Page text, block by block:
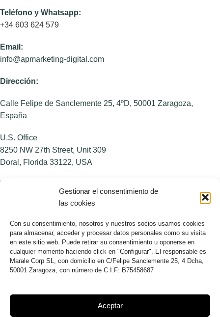
Gestionar el consentimiento de
las cookies
Con su consentimiento, nosotros y nuestros socios usamos cookies
para almacenar, acceder y procesar datos personales como su visita
en este sitio web. Puede retirar su consentimiento u oponerse en
cualquier momento haciendo click en "Configurar". El responsable es
Marale Corp SL, con domicilio en C/Felipe Sanclemente 25, 4 Dcha,
50001 Zaragoza, con número de C.I.F: B75458687
Aceptar
Teléfono y Whatsapp:
+34 603 624 579
Email:
info@apmarketing-digital.com
Dirección:
Calle Felipe de Sanclemente 25, 4ºD, 50001 Zaragoza,
España
U.S. Office
8250 NW 27th Street, Unit 309
Doral, Florida 33122, USA
NOSOTROS
MÁS INFORMACIÓN
Aviso legal
Política de privacidad
Términos y condiciones
Web creada porAgencia Clover